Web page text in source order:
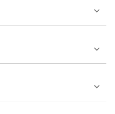
盲點偵測系統